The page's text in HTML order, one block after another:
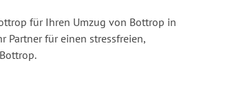
für Ihren Umzug von Bottrop in
Partner für einen stressfreien,